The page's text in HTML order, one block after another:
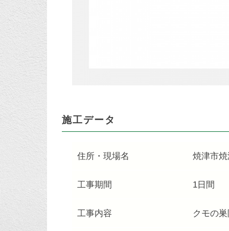
施工データ
住所・現場名 焼津市
工事期間 1日間
工事内容 クモの